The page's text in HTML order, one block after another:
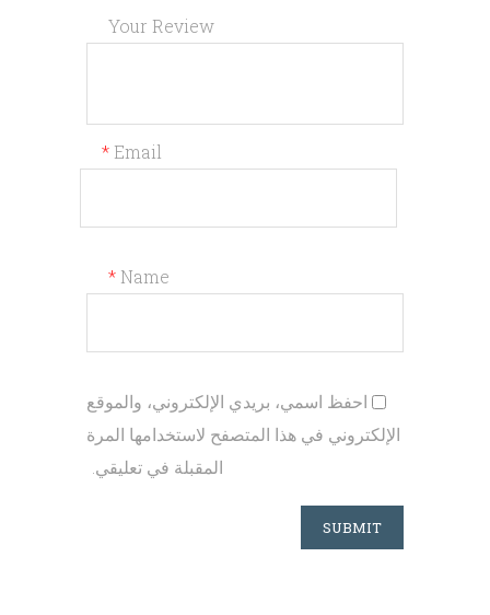
Your Review
Name
*
Email
*
احفظ اسمي، بريدي الإلكتروني، والموقع
الإلكتروني في هذا المتصفح لاستخدامها المرة
المقبلة في تعليقي.